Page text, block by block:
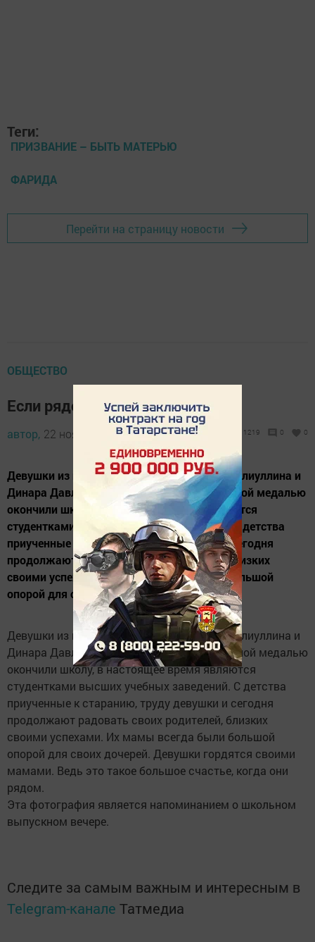
Теги:
ПРИЗВАНИЕ – БЫТЬ МАТЕРЬЮ
ФАРИДА
Перейти на страницу новости
ОБЩЕСТВО
Если рядом мама
автор, 22 ноября 2012 - 06:22 1219 0 0
Девушки из поселка Заготзерно Альбина Галиуллина и
Динара Давлетшина в этом году с серебряной медалью
окончили школу, в настоящее время являются
студентками высших учебных заведений. С детства
приученные к старанию, труду девушки и сегодня
продолжают радовать своих родителей, близких
своими успехами. Их мамы всегда были большой
опорой для своих дочерей....
Девушки из поселка Заготзерно Альбина Галиуллина и
Динара Давлетшина в этом году с серебряной медалью
окончили школу, в настоящее время являются
студентками высших учебных заведений. С детства
приученные к старанию, труду девушки и сегодня
продолжают радовать своих родителей, близких
своими успехами. Их мамы всегда были большой
опорой для своих дочерей. Девушки гордятся своими
мамами. Ведь это такое большое счастье, когда они
рядом.
Эта фотография является напоминанием о школьном
выпускном вечере.
Следите за самым важным и интересным в
Telegram-канале Татмедиа